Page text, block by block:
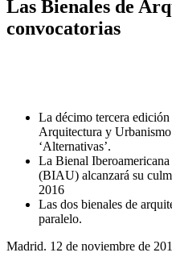
Las Bienales de
convocatorias
La décimo tercera
Arquitectura y
‘Alternativas’.
La Bienal
(BIAU) alcanzará su
2016
Las dos bienales de
paralelo.
Madrid. 12 de noviembre de